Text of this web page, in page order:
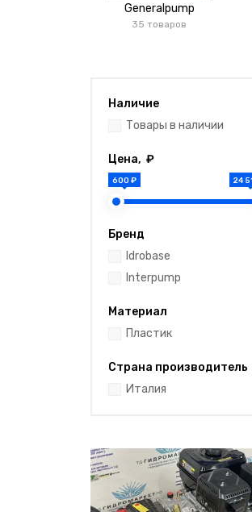
Generalpump
35 товаров
Наличие
Товары в наличии
Цена, ₽
600 ₽ 24
Бренд
Idrobase
Interpump
Материал
Пластик
Страна производитель
Италия